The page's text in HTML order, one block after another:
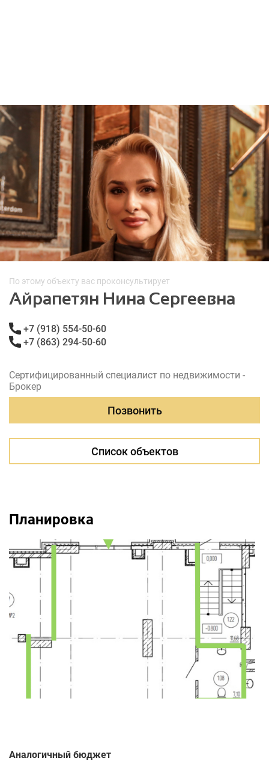
По этому объекту вас проконсультирует
Айрапетян Нина Сергеевна
+7 (918) 554-50-60
+7 (863) 294-50-60
Сертифицированный специалист по недвижимости -
Брокер
Позвонить
Список объектов
Планировка
Аналогичный бюджет